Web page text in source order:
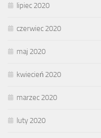
lipiec 2020
czerwiec 2020
maj 2020
kwiecień 2020
marzec 2020
luty 2020